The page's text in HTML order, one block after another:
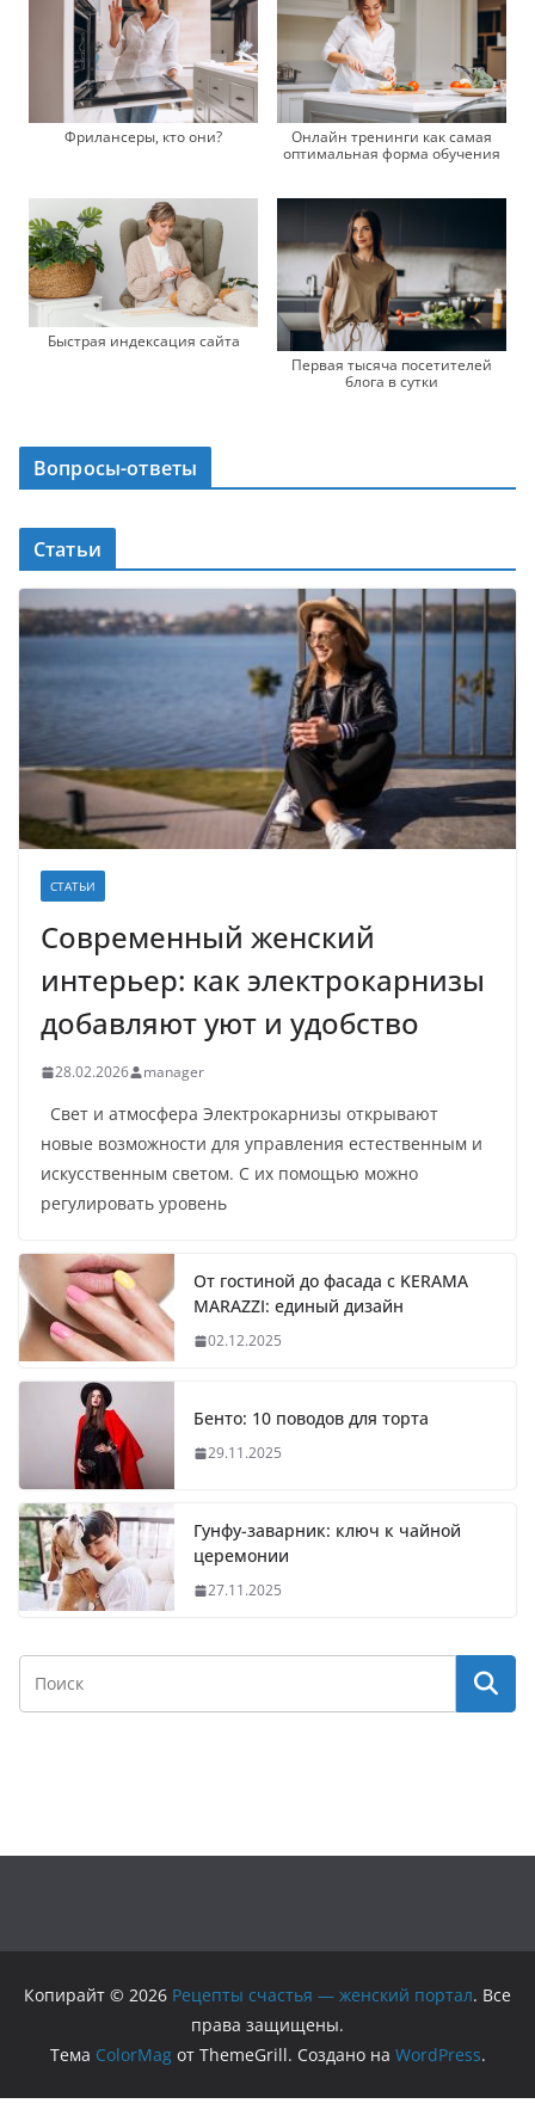
Фрилансеры, кто они?
Онлайн тренинги как самая
оптимальная форма обучения
Быстрая индексация сайта
Первая тысяча посетителей
блога в сутки
Вопросы-ответы
Статьи
СТАТЬИ
Современный женский
интерьер: как электрокарнизы
добавляют уют и удобство
28.02.2026 manager
Свет и атмосфера Электрокарнизы открывают
новые возможности для управления естественным и
искусственным светом. С их помощью можно
регулировать уровень
От гостиной до фасада с KERAMA
MARAZZI: единый дизайн
02.12.2025
Бенто: 10 поводов для торта
29.11.2025
Гунфу-заварник: ключ к чайной
церемонии
27.11.2025
Копирайт © 2026 Рецепты счастья — женский портал. Все
права защищены.
Тема ColorMagот ThemeGrill. Создано на WordPress.